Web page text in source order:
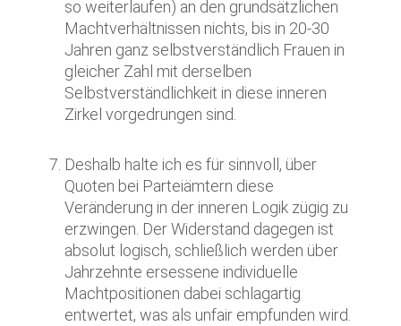
so weiterlaufen) an den grundsätzlichen
Machtverhältnissen nichts, bis in 20-30
Jahren ganz selbstverständlich Frauen in
gleicher Zahl mit derselben
Selbstverständlichkeit in diese inneren
Zirkel vorgedrungen sind.
Deshalb halte ich es für sinnvoll, über
Quoten bei Parteiämtern diese
Veränderung in der inneren Logik zügig zu
erzwingen. Der Widerstand dagegen ist
absolut logisch, schließlich werden über
Jahrzehnte ersessene individuelle
Machtpositionen dabei schlagartig
entwertet, was als unfair empfunden wird.